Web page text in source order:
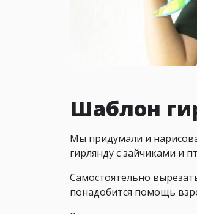
Шаблон
Мы придумали и
гирлянду с зайчиками и
Самостоятельно
понадобится помощь